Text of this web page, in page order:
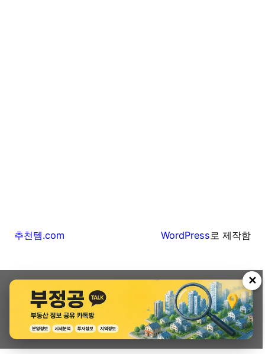
추천템.com WordPress로 제작함
✕